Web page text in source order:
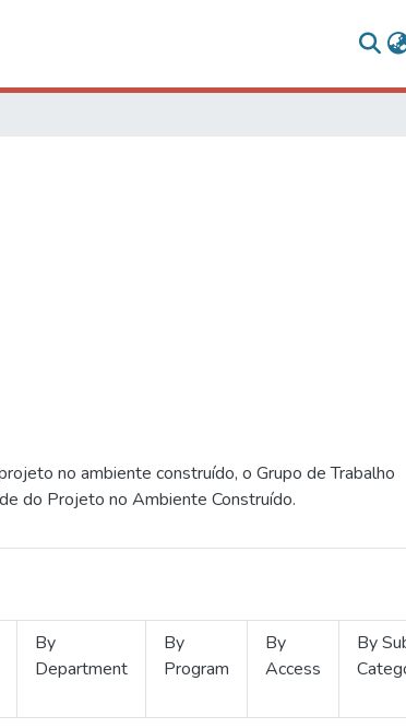
no ambiente construído, o Grupo de Trabalho
do Projeto no Ambiente Construído.
By
Department
By
Program
By
Access
By